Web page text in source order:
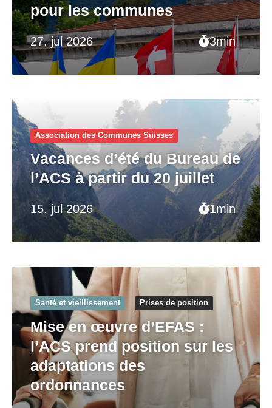
27. jul 2026 3min
pour les communes
15. jul 2026 1min
Association des Communes Suisses
Vacances d’été du Bureau de
l’ACS à partir du 20 juillet
Santé et vieillissement Prises de position
Mise en œuvre d’EFAS :
l’ACS prend position sur les
adaptations des
ordonnances